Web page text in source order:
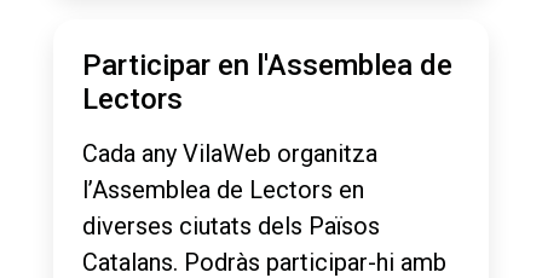
Participar en l'Assemblea de
Lectors
Cada any VilaWeb organitza
l’Assemblea de Lectors en
diverses ciutats dels Països
Catalans. Podràs participar-hi amb